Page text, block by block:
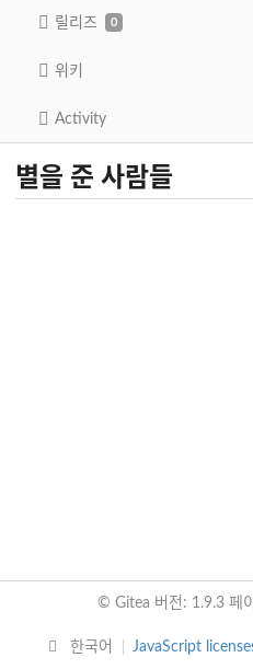
릴리즈 0
위키
Activity
별을 준 사람들
© Gitea 버전: 1.9.3 페
한국어 JavaScript